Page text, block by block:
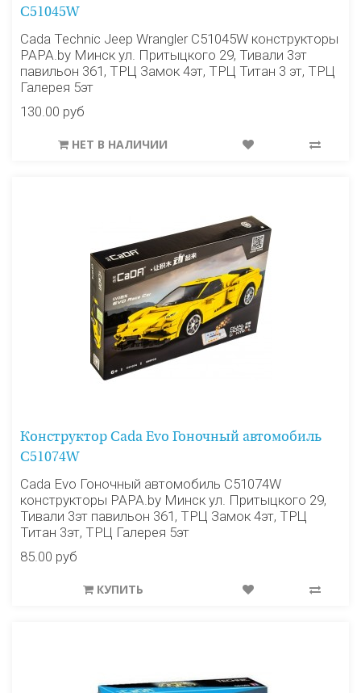
C51045W
Cada Technic Jeep Wrangler C51045W конструкторы
PAPA.by Минск ул. Притыцкого 29, Тивали 3эт
павильон 361, ТРЦ Замок 4эт, ТРЦ Титан 3 эт, ТРЦ
Галерея 5эт
130.00 руб
НЕТ В НАЛИЧИИ
Конструктор Cada Evo Гоночный автомобиль
C51074W
Cada Evo Гоночный автомобиль C51074W
конструкторы PAPA.by Минск ул. Притыцкого 29,
Тивали 3эт павильон 361, ТРЦ Замок 4эт, ТРЦ
Титан 3эт, ТРЦ Галерея 5эт
85.00 руб
КУПИТЬ